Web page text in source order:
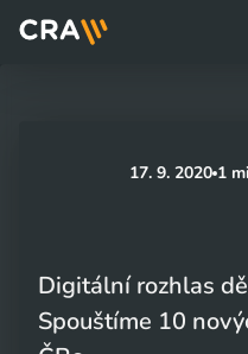
17. 9. 2020 1
Digitální rozhlas
Spouštíme 10